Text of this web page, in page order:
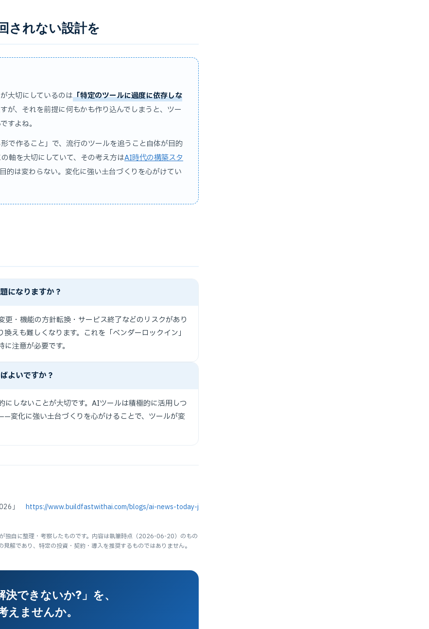
されない設計を
大切にしているのは「特定のツールに過度に依存しな
が、それを前提に何もかも作り込んでしまうと、ツー
すよね。
で作ること」で、流行のツールを追うこと自体が目的
軸を大切にしていて、その考え方はAI時代の構築スタ
的は変わらない。変化に強い土台づくりを心がけてい
になりますか？
・機能の方針転換・サービス終了などのリスクがあり
えも難しくなります。これを「ベンダーロックイン」
注意が必要です。
よいですか？
しないことが大切です。AIツールは積極的に活用しつ
変化に強い土台づくりを心がけることで、ツールが変
」 https://www.buildfastwithai.com/blogs/ai-news-today-j
独自に整理・考察したものです。内容は執筆時点（2026-06-20）のもの
解であり、特定の投資・契約・導入を推奨するものではありません。
決できないか?」を、
えませんか。